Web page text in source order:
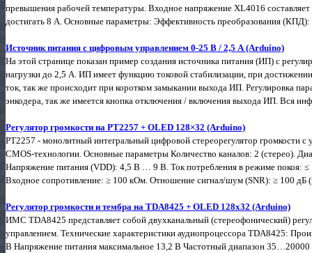
превышения рабочей температуры. Входное напряжение XL4016
достигать 8 А. Основные параметры: Эффективность преобразования
Источник питания с цифровым управлением 0-25 В / 2,5 А (Arduino)
На этой странице показан пример создания источника питания (ИП) с
нагрузки до 2,5 А. ИП имеет функцию токовой стабилизации, при достижении
ток, так же происходит при коротком замыкании выхода ИП. Регулировка
энкодера, так же имеется кнопка отключения / включения выхода ИП. Вся
Регулятор громкости на PT2257 + OLED 128×32 (Arduino)
PT2257 - монолитный интегральный цифровой стереорегулятор громкости
CMOS‑технологии. Основные параметры Количество каналов: 2 (стерео).
Напряжение питания (VDD​): 4,5 В … 9 В. Ток потребления в режиме покоя:
Входное сопротивление: ≥ 100 кОм. Отношение сигнал/шум (SNR): ≥ 100 дБ
Регулятор громкости и тембра на TDA8425 + OLED 128x32 (Arduino)
ИМС TDA8425 представляет собой двухканальный (стереофонический)
управлением. Технические характеристики аудиопроцессора TDA8425:
В Напряжение питания максимальное 13,2 В Частотный диапазон